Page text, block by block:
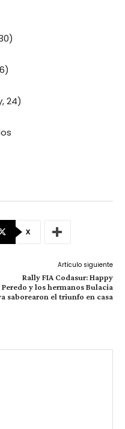
24)
X
Artículo siguiente
Rally FIA Codasur: Happy
Peredo y los hermanos Bulacia
saborearon el triunfo en casa